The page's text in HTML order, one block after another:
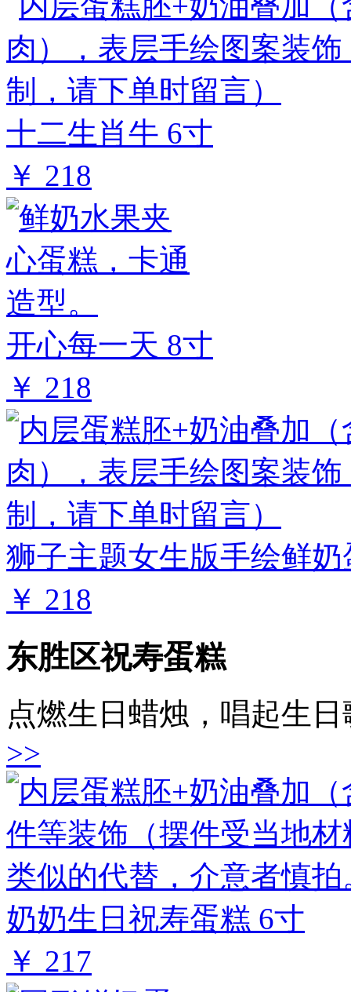
十二生肖牛 6寸
￥ 218
开心每一天 8寸
￥ 218
狮子主题女生版手绘鲜奶
￥ 218
东胜区祝寿蛋糕
点燃生日蜡烛，唱起生
>>
奶奶生日祝寿蛋糕 6寸
￥ 217